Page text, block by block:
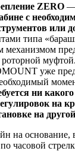
ZERO
с
или
типа
механизмом
уже
ни
на
на
на основание,
часовой